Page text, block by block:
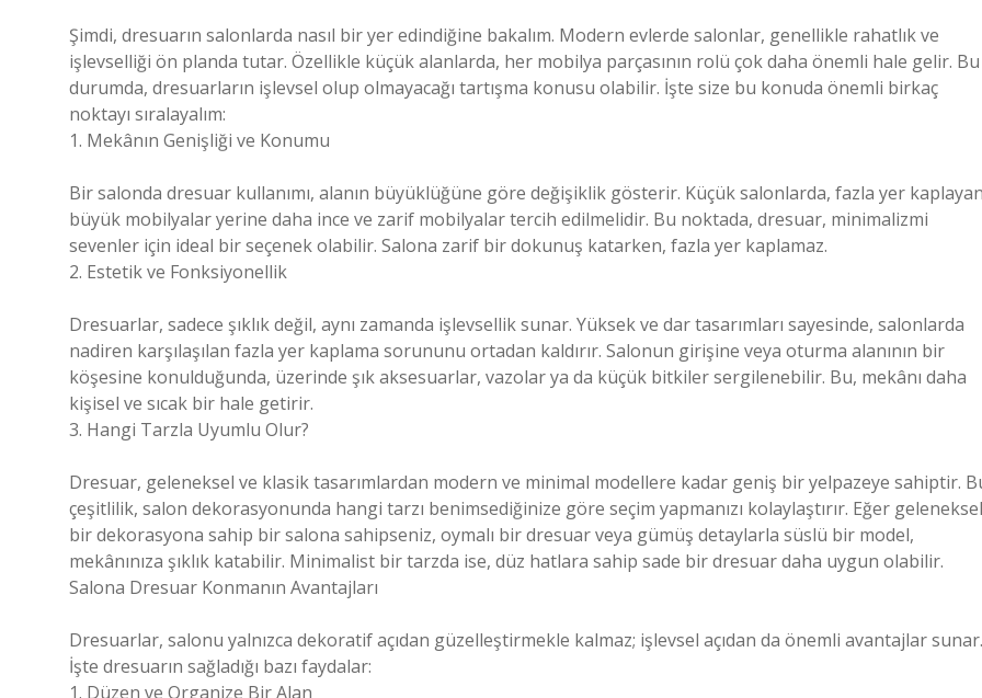
Şimdi, dresuarın salonlarda nasıl bir yer edindiğine bakalım. Modern evlerde salonlar, genellikle rahatlık ve
işlevselliği ön planda tutar. Özellikle küçük alanlarda, her mobilya parçasının rolü çok daha önemli hale gelir. Bu
durumda, dresuarların işlevsel olup olmayacağı tartışma konusu olabilir. İşte size bu konuda önemli birkaç
noktayı sıralayalım:
1. Mekânın Genişliği ve Konumu
Bir salonda dresuar kullanımı, alanın büyüklüğüne göre değişiklik gösterir. Küçük salonlarda, fazla yer
büyük mobilyalar yerine daha ince ve zarif mobilyalar tercih edilmelidir. Bu noktada, dresuar, minimalizmi
sevenler için ideal bir seçenek olabilir. Salona zarif bir dokunuş katarken, fazla yer kaplamaz.
2. Estetik ve Fonksiyonellik
Dresuarlar, sadece şıklık değil, aynı zamanda işlevsellik sunar. Yüksek ve dar tasarımları sayesinde, salonlarda
nadiren karşılaşılan fazla yer kaplama sorununu ortadan kaldırır. Salonun girişine veya oturma alanının bir
köşesine konulduğunda, üzerinde şık aksesuarlar, vazolar ya da küçük bitkiler sergilenebilir. Bu, mekânı daha
kişisel ve sıcak bir hale getirir.
3. Hangi Tarzla Uyumlu Olur?
Dresuar, geleneksel ve klasik tasarımlardan modern ve minimal modellere kadar geniş bir yelpazeye sahiptir.
çeşitlilik, salon dekorasyonunda hangi tarzı benimsediğinize göre seçim yapmanızı kolaylaştırır. Eğer geleneksel
bir dekorasyona sahip bir salona sahipseniz, oymalı bir dresuar veya gümüş detaylarla süslü bir model,
mekânınıza şıklık katabilir. Minimalist bir tarzda ise, düz hatlara sahip sade bir dresuar daha uygun olabilir.
Salona Dresuar Konmanın Avantajları
Dresuarlar, salonu yalnızca dekoratif açıdan güzelleştirmekle kalmaz; işlevsel açıdan da önemli avantajlar sunar.
İşte dresuarın sağladığı bazı faydalar:
1. Düzen ve Organize Bir Alan